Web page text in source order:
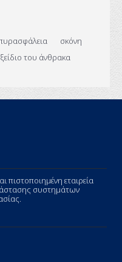
σκόνη
του άνθρακα
πιστοποιημένη εταιρεία
συστημάτων